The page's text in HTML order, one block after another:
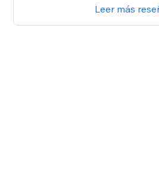
Leer más